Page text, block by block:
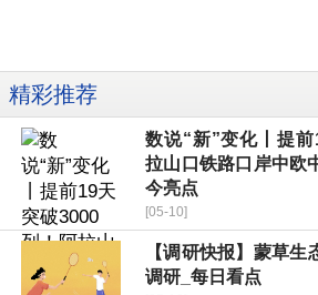
精彩推荐
数说“新”变化丨提
拉山口铁路口岸中欧
今亮点
[05-10]
【调研快报】蒙草生
调研_每日看点